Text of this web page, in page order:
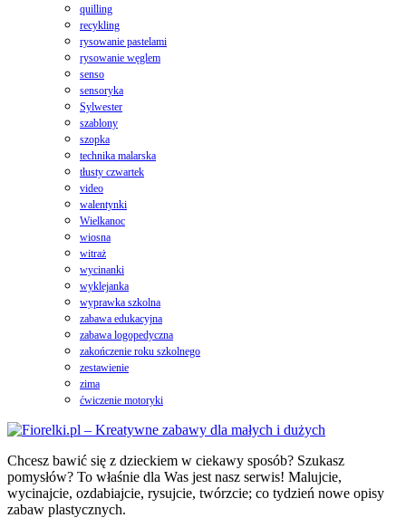
quilling
recykling
rysowanie pastelami
rysowanie węglem
senso
sensoryka
Sylwester
szablony
szopka
technika malarska
tłusty czwartek
video
walentynki
Wielkanoc
wiosna
witraż
wycinanki
wyklejanka
wyprawka szkolna
zabawa edukacyjna
zabawa logopedyczna
zakończenie roku szkolnego
zestawienie
zima
ćwiczenie motoryki
Chcesz bawić się z dzieckiem w ciekawy sposób? Szukasz
pomysłów? To właśnie dla Was jest nasz serwis! Malujcie,
wycinajcie, ozdabiajcie, rysujcie, twórzcie; co tydzień nowe opisy
zabaw plastycznych.